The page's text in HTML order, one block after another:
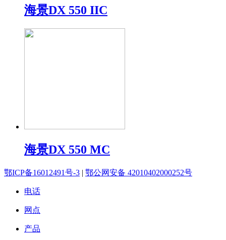
海景DX 550 IIC
海景DX 550 MC
鄂ICP备16012491号-3 | 鄂公网安备 42010402000252号
电话
网点
产品